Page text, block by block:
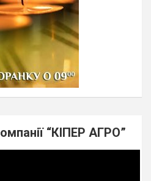
“КІПЕР АГРО”